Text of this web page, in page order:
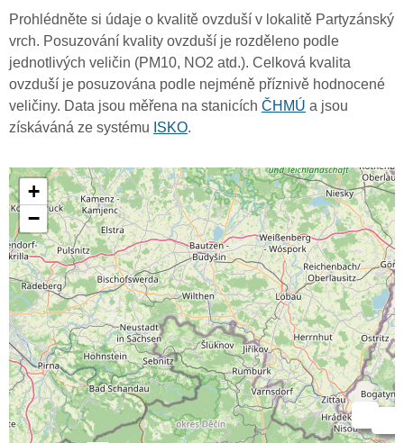
Prohlédněte si údaje o kvalitě ovzduší v lokalitě Partyzánský
vrch. Posuzování kvality ovzduší je rozděleno podle
jednotlivých veličin (PM10, NO2 atd.). Celková kvalita
ovzduší je posuzována podle nejméně příznivě hodnocené
veličiny. Data jsou měřena na stanicích ČHMÚ a jsou
získáváná ze systému ISKO.
+
−